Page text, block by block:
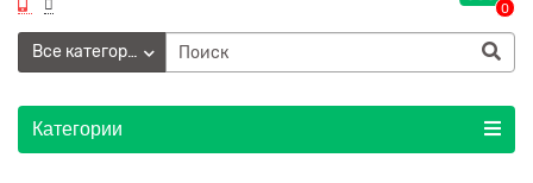
0
Все категории
Категории